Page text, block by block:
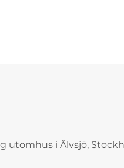
utomhus i Älvsjö,